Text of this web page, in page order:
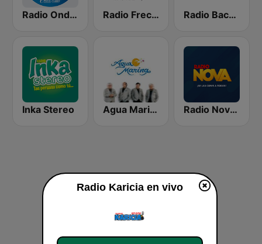
Radio Onda Azul Radio Frecuencia 100 Radio Bacan Sat
Inka Stereo Agua Marina Radio Radio Nova - Piura
Radio Karicia en vivo